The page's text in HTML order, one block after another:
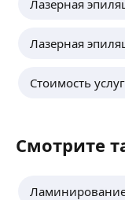
Лазерная
Лазерная
Стоимость
Смотрите